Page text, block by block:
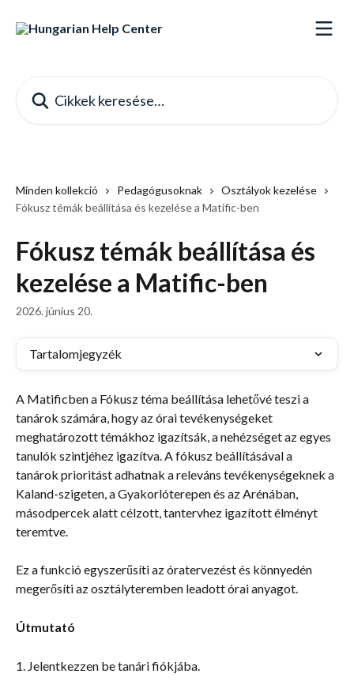
Minden kollekció Pedagógusoknak
Osztályok kezelése
Fókusz témák beállítása és kezelése a Matific-ben
Fókusz témák beállítása és
kezelése a Matific-ben
2026. június 20.
Tartalomjegyzék
A Matificben a Fókusz téma beállítása lehetővé teszi a
tanárok számára, hogy az órai tevékenységeket
meghatározott témákhoz igazítsák, a nehézséget az egyes
tanulók szintjéhez igazítva. A fókusz beállításával a
tanárok prioritást adhatnak a releváns tevékenységeknek a
Kaland-szigeten, a Gyakorlóterepen és az Arénában,
másodpercek alatt célzott, tantervhez igazított élményt
teremtve.
Ez a funkció egyszerűsíti az óratervezést és könnyedén
megerősíti az osztályteremben leadott órai anyagot.
Útmutató
1. Jelentkezzen be tanári fiókjába.